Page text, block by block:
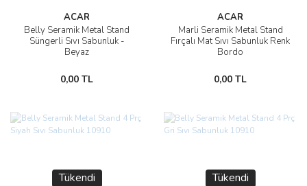
ACAR
Belly Seramik Metal Stand
Süngerli Sıvı Sabunluk -
Beyaz
0,00 TL
ACAR
Marli Seramik Metal Stand
Fırçalı Mat Sıvı Sabunluk Renk
Bordo
0,00 TL
Tükendi Tükendi